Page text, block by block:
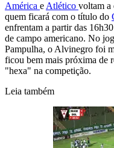
América e Atlético voltam a
quem ficará com o título do
enfrentam a partir das
de campo americano. No
Pampulha, o Alvinegro foi
ficou bem mais próxima de
"hexa" na competição.
Leia também